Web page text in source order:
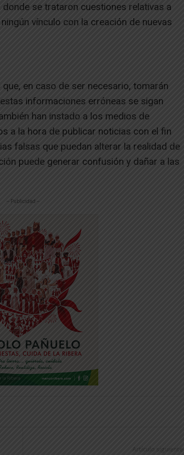
se trataron cuestiones relativas a
vínculo con la creación de nuevas
en caso de ser necesario, tomarán
informaciones erróneas se sigan
han instado a los medios de
a la hora de publicar noticias con el fin
falsas que puedan alterar la realidad de
puede generar confusión y dañar a las
-- Publicidad --
Artículo siguiente